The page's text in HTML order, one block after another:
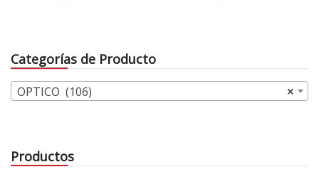
Categorías de Producto
×
OPTICO (106)
Productos